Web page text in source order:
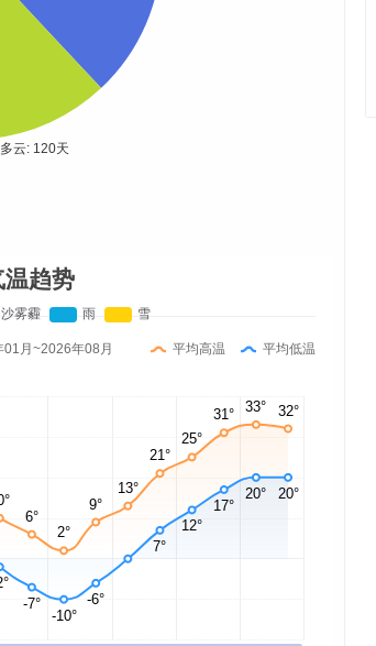
趋势
01月~2026年08月 平均高温 平均低温